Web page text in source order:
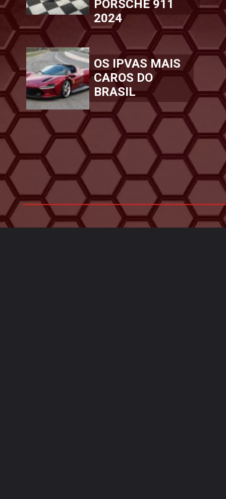
PORSCHE 911
2024
OS IPVAS MAIS
CAROS DO
BRASIL